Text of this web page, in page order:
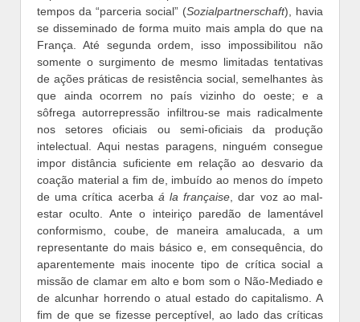
tempos da “parceria social” (Sozialpartnerschaft), havia
se disseminado de forma muito mais ampla do que na
França. Até segunda ordem, isso impossibilitou não
somente o surgimento de mesmo limitadas tentativas
de ações práticas de resistência social, semelhantes às
que ainda ocorrem no país vizinho do oeste; e a
sôfrega autorrepressão infiltrou-se mais radicalmente
nos setores oficiais ou semi-oficiais da produção
intelectual. Aqui nestas paragens, ninguém consegue
impor distância suficiente em relação ao desvario da
coação material a fim de, imbuído ao menos do ímpeto
de uma crítica acerba á la française , dar voz ao mal-
estar oculto. Ante o inteiriço paredão de lamentável
conformismo, coube, de maneira amalucada, a um
representante do mais básico e, em consequência, do
aparentemente mais inocente tipo de crítica social a
missão de clamar em alto e bom som o Não-Mediado e
de alcunhar horrendo o atual estado do capitalismo. A
fim de que se fizesse perceptível, ao lado das críticas